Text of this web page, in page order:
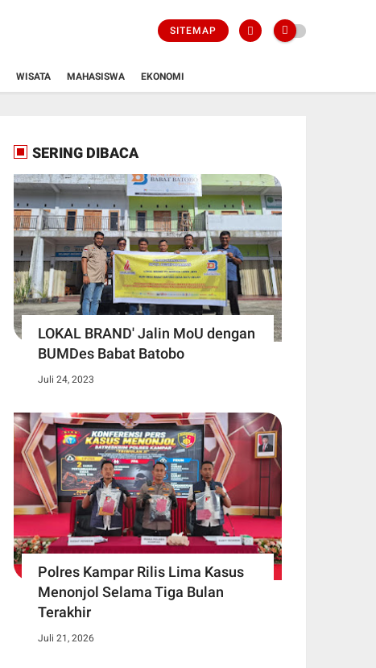
SITEMAP
WISATA MAHASISWA EKONOMI
SERING DIBACA
LOKAL BRAND' Jalin MoU dengan
BUMDes Babat Batobo
Juli 24, 2023
Polres Kampar Rilis Lima Kasus
Menonjol Selama Tiga Bulan
Terakhir
Juli 21, 2026